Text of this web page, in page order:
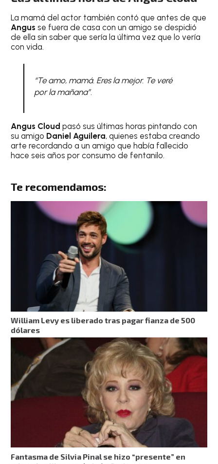
La mamá del actor también contó que antes de que
Angus se fuera de casa con un amigo se despidió
de ella sin saber que sería la última vez que lo vería
con vida.
“Te amo, mamá. Eres la mejor. Te veré
por la mañana”.
Angus Cloudpasó sus últimas horas pintando con
su amigo Daniel Aguilera, quienes estaba creando
arte recordando a un amigo que había fallecido
hace seis años por consumo de fentanilo.
Te recomendamos:
William Levy es liberado tras pagar fianza de 500
dólares
Fantasma de Silvia Pinal se hizo “presente” en